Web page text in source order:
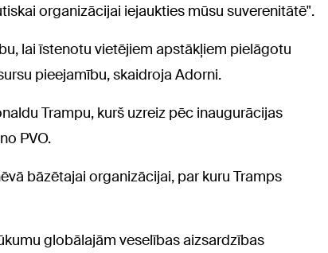
organizācijai iejaukties mūsu suverenitātē".
lai īstenotu vietējiem apstākļiem pielāgotu
pieejamību, skaidroja Adorni.
Trampu, kurš uzreiz pēc inaugurācijas
PVO.
bāzētajai organizācijai, par kuru Tramps
globālajām veselības aizsardzības